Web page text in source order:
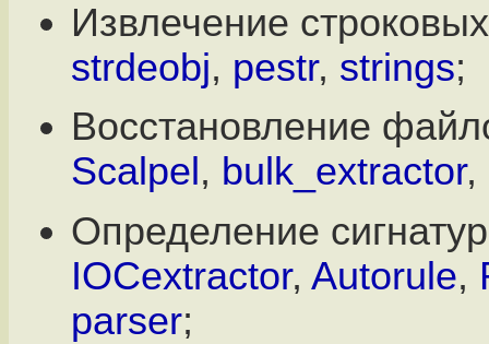
Извлечение
strdeobj, pestr, strings;
Восстановление
Scalpel , bulk_extractor,
Определение
IOCextractor, Autorule,
parser;